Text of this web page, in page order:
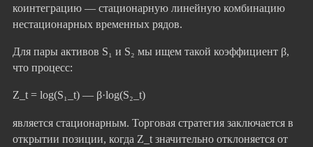
коинтеграцию — стационарную линейную комбинацию
нестационарных временных рядов.
Для пары активов S₁ и S₂ мы ищем такой коэффициент β,
что процесс:
Z_t = log(S₁_t) — β·log(S₂_t)
является стационарным. Торговая стратегия заключается в
открытии позиции, когда Z_t значительно отклоняется от